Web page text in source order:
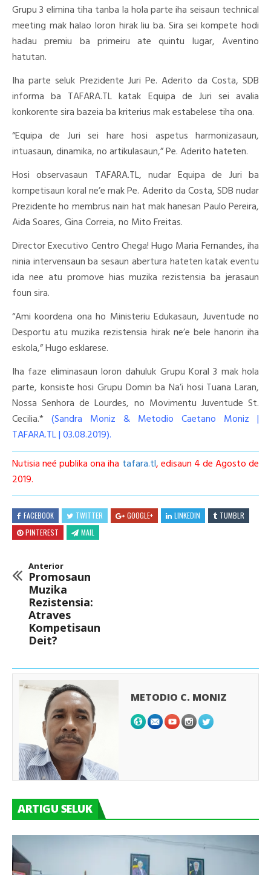
Grupu 3 elimina tiha tanba la hola parte iha seisaun technical
meeting mak halao loron hirak liu ba. Sira sei kompete hodi
hadau premiu ba primeiru ate quintu lugar, Aventino
hatutan.
Iha parte seluk Prezidente Juri Pe. Aderito da Costa, SDB
informa ba TAFARA.TL katak Equipa de Juri sei avalia
konkorente sira bazeia ba kriterius mak estabelese tiha ona.
“Equipa de Juri sei hare hosi aspetus harmonizasaun,
intuasaun, dinamika, no artikulasaun,” Pe. Aderito hateten.
Hosi observasaun TAFARA.TL, nudar Equipa de Juri ba
kompetisaun koral ne’e mak Pe. Aderito da Costa, SDB nudar
Prezidente ho membrus nain hat mak hanesan Paulo Pereira,
Aida Soares, Gina Correia, no Mito Freitas.
Director Executivo Centro Chega! Hugo Maria Fernandes, iha
ninia intervensaun ba sesaun abertura hateten katak eventu
ida nee atu promove hias muzika rezistensia ba jerasaun
foun sira.
“Ami koordena ona ho Ministeriu Edukasaun, Juventude no
Desportu atu muzika rezistensia hirak ne’e bele hanorin iha
eskola,” Hugo esklarese.
Iha faze eliminasaun loron dahuluk Grupu Koral 3 mak hola
parte, konsiste hosi Grupu Domin ba Na’i hosi Tuana Laran,
Nossa Senhora de Lourdes, no Movimentu Juventude St.
Cecilia.* (Sandra Moniz & Metodio Caetano Moniz |
TAFARA.TL | 03.08.2019).
Nutisia neé publika ona iha tafara.tl, edisaun 4 de Agosto de
2019.
FACEBOOK TWITTER GOOGLE+ LINKEDIN
TUMBLR
PINTEREST
MAIL
Anterior
Promosaun
Muzika
Rezistensia:
Atraves
Kompetisaun
Deit?
METODIO C. MONIZ
ARTIGU SELUK